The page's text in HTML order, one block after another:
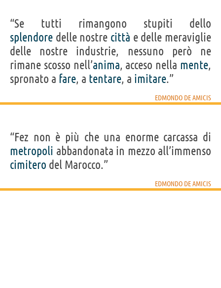
“Se tutti rimangono stupiti dello
splendore delle nostre città e delle meraviglie
delle nostre industrie, nessuno però ne
rimane scosso nell’anima, acceso nella mente,
spronato a fare, a tentare, a imitare.”
EDMONDO DE AMICIS
“Fez non è più che una enorme carcassa di
metropoli abbandonata in mezzo all’immenso
cimitero del Marocco.”
EDMONDO DE AMICIS